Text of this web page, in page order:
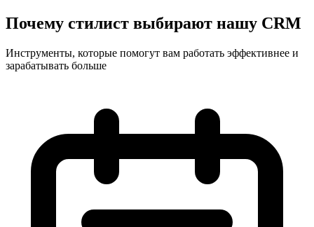
Почему стилист выбирают нашу CRM
Инструменты, которые помогут вам работать эффективнее и
зарабатывать больше